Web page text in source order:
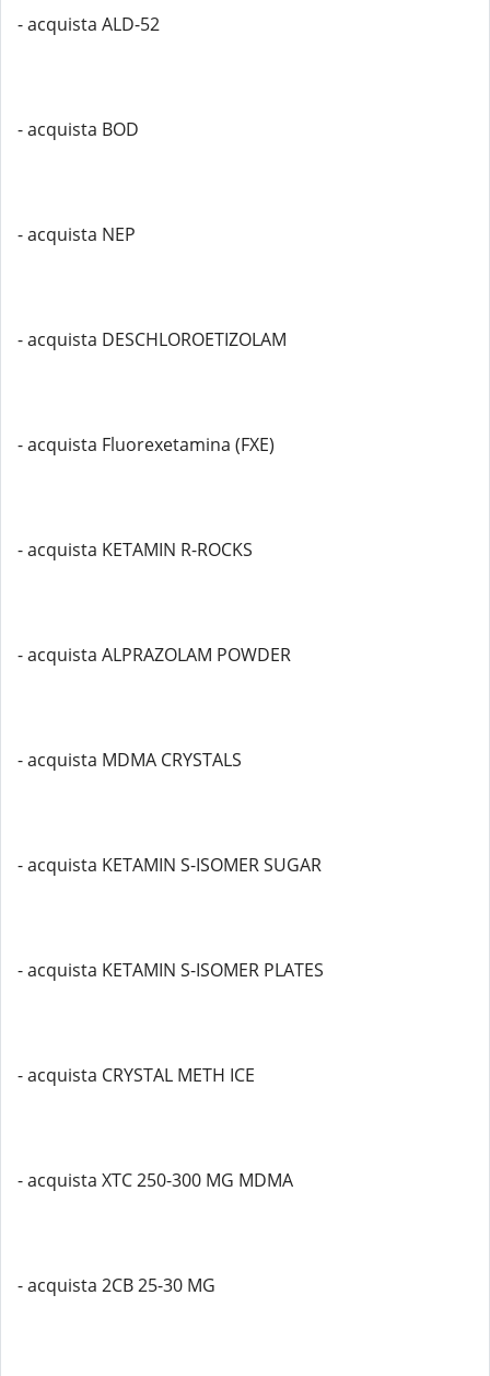
- acquista ALD-52
- acquista BOD
- acquista NEP
- acquista DESCHLOROETIZOLAM
- acquista Fluorexetamina (FXE)
- acquista KETAMIN R-ROCKS
- acquista ALPRAZOLAM POWDER
- acquista MDMA CRYSTALS
- acquista KETAMIN S-ISOMER SUGAR
- acquista KETAMIN S-ISOMER PLATES
- acquista CRYSTAL METH ICE
- acquista XTC 250-300 MG MDMA
- acquista 2CB 25-30 MG